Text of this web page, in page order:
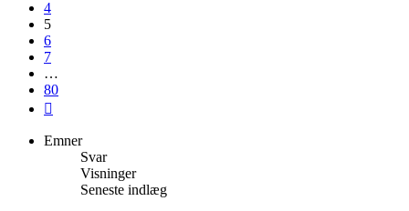
4
5
6
7
…
80
Emner
Svar
Visninger
Seneste indlæg